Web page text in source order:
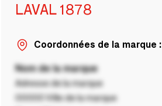
LAVAL 1878
Coordonnées de la marque :
Nom de la marque
Adresse de la marque
00000 Ville de la marque